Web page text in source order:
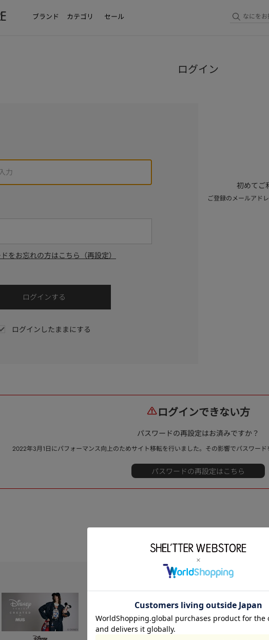
ブランド カテゴリ セール
ログイン
をお忘れの方はこちら（再設定）
ログインしたままにする
初めてご
ご登録のメールアド
ログインできない方
パスワードの再設定はお済みですか？
2022年3月1日にパフォーマンス向上のためサイト移転を行いました。その影響でパスワード